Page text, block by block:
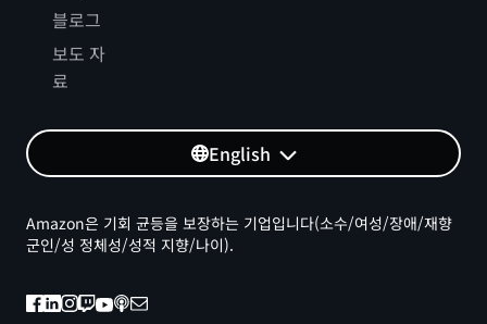
블로그
보도 자
료
English
Amazon은 기회 균등을 보장하는 기업입니다(소수/여성/장애/재향
군인/성 정체성/성적 지향/나이).